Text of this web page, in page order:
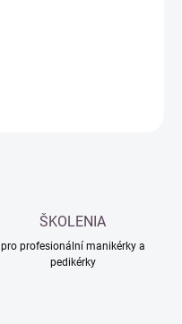
ŠKOLENIA
pro profesionální manikérky a
pedikérky